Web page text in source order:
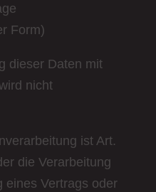
Form)
dieser Daten mit
nicht
ist Art.
die Verarbeitung
eines Vertrags oder